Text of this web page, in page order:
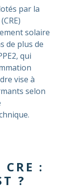
par la
solaire
de plus de
qui
vise à
selon
CRE :
?